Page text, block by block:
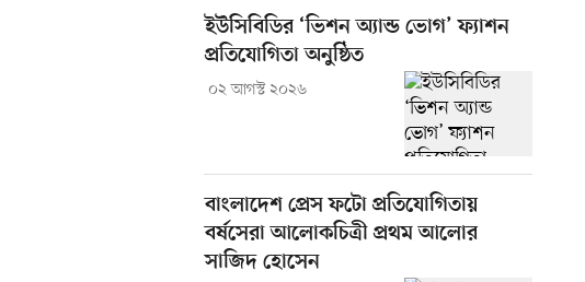
ইউসিবিডির ‘ভিশন অ্যান্ড ভোগ’ ফ্যাশন
প্রতিযোগিতা অনুষ্ঠিত
০২ আগস্ট ২০২৬
বাংলাদেশ প্রেস ফটো প্রতিযোগিতায়
বর্ষসেরা আলোকচিত্রী প্রথম আলোর
সাজিদ হোসেন